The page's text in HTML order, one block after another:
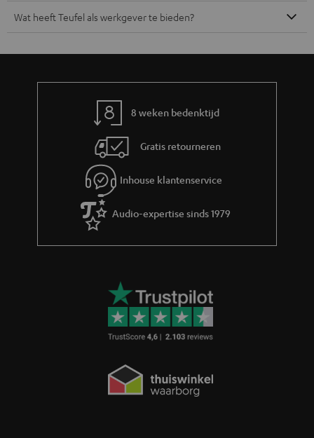
Wat heeft Teufel als werkgever te bieden?
8 weken bedenktijd
Gratis retourneren
Inhouse klantenservice
Audio-expertise sinds 1979